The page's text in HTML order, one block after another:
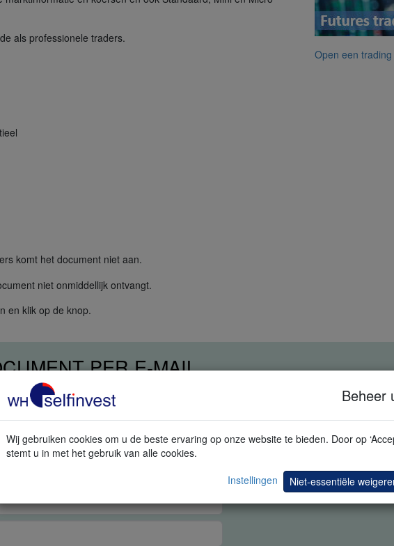
als professionele traders.
Open een
komt het document niet aan.
niet onmiddellijk ontvangt.
en klik op de knop.
Beheer
Wij gebruiken cookies om u de beste ervaring op onze website te bieden. Door op
stemt u in met het gebruik van alle cookies.
Instellingen
Niet-essentiële
PER E-MAIL